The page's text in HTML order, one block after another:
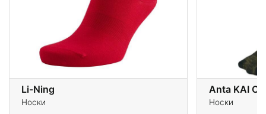
Li-Ning
Носки
Anta KAI
Носки